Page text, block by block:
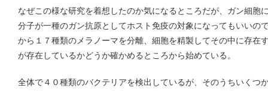
なぜこの様な研究を着想したのか気になるところだが、ガン細胞
分子が一種のガン抗原としてホスト免疫の対象になってもいいの
から１７種類のメラノーマを分離、細胞を精製してその中に存在
が存在しているかどうか確かめるところから始めている。
全体で４０種類のバクテリアを検出しているが、そのうちいくつ